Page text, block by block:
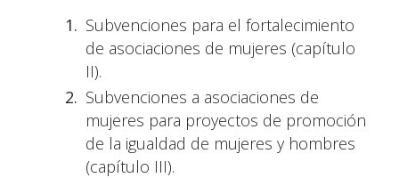
Subvenciones para el fortalecimiento
de asociaciones de mujeres (capítulo
II).
Subvenciones a asociaciones de
mujeres para proyectos de promoción
de la igualdad de mujeres y hombres
(capítulo III).